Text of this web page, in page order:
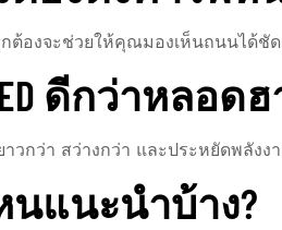
กต้องจะช่วยให้คุณมองเห็นถนนได้ชั
ดีกว่าหลอด
าวกว่า สว่างกว่า และประหยัดพลัง
นแนะนำบ้าง?